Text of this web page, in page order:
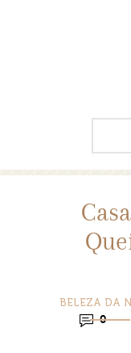
BELEZA DA
0